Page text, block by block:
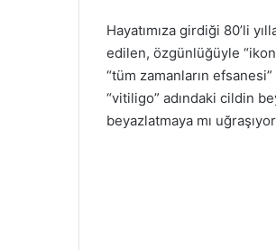
Hayatımıza girdiği 80’li
edilen, özgünlüğüyle
“tüm zamanların
“vitiligo” adındaki cildin
beyazlatmaya mı